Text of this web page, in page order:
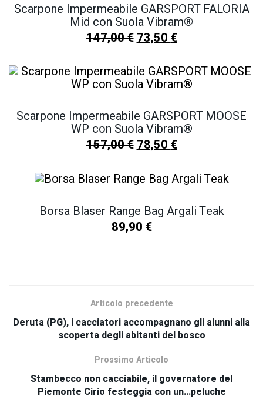
Scarpone Impermeabile GARSPORT FALORIA
Mid con Suola Vibram®
147,00€73,50€
Scarpone Impermeabile GARSPORT MOOSE
WP con Suola Vibram®
157,00€78,50€
Borsa Blaser Range Bag Argali Teak
89,90 €
Articolo precedente
Deruta (PG), i cacciatori accompagnano gli alunni alla
scoperta degli abitanti del bosco
Prossimo Articolo
Stambecco non cacciabile, il governatore del
Piemonte Cirio festeggia con un…peluche